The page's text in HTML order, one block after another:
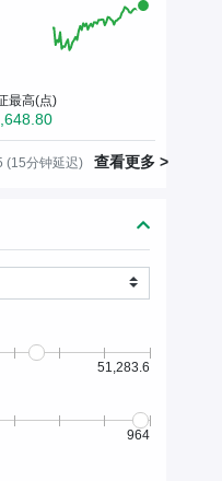
最高(点)
(15分钟延迟) 查看更多 >
51,283.6
964